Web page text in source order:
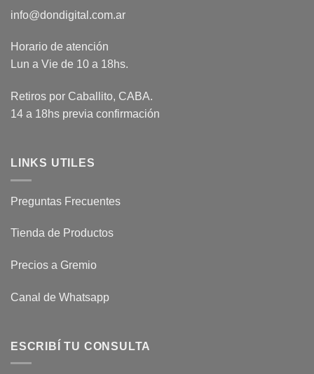
info@dondigital.com.ar
Horario de atención
Lun a Vie de 10 a 18hs.
Retiros por Caballito, CABA.
14 a 18hs previa confirmación
LINKS UTILES
Preguntas Frecuentes
Tienda de Productos
Precios a Gremio
Canal de Whatsapp
ESCRIBÍ TU CONSULTA